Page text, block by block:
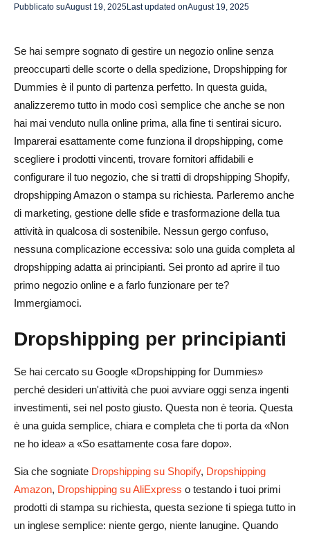
Passaggio 1: scegli una nicchia e prodotti redditizi
Fase 2 — Ricerca dei concorrenti e delle tendenze del
Fase 3 — Trova fornitori affidabili di dropshipping
giusta (Shopify, WooCommerce, Wix)
Passaggio 5: crea e progetta il tuo negozio online
Passaggio 6: aggiungi prodotti e scrivi inserzioni vincenti
Fase 7 — Impostazione delle opzioni di prezzo,
pagamento e spedizione
Fase 8 — Avvio e avvio del marketing
Stampa su richiesta
Dropshipping all'ingrosso
Trovare e lavorare con fornitori di dropshipping
Dove trovare fornitori di dropshipping
Come scegliere il miglior fornitore per la tua attività
Domande da porre prima di collaborare con un fornitore
Pubblicato suAugust 19, 2025Last updated onAugust 19, 2025
Se hai sempre sognato di gestire un negozio online senza
preoccuparti delle scorte o della spedizione, Dropshipping for
Dummies è il punto di partenza perfetto. In questa guida,
analizzeremo tutto in modo così semplice che anche se non
hai mai venduto nulla online prima, alla fine ti sentirai sicuro.
Imparerai esattamente come funziona il dropshipping, come
scegliere i prodotti vincenti, trovare fornitori affidabili e
configurare il tuo negozio, che si tratti di dropshipping Shopify,
dropshipping Amazon o stampa su richiesta. Parleremo anche
di marketing, gestione delle sfide e trasformazione della tua
attività in qualcosa di sostenibile. Nessun gergo confuso,
nessuna complicazione eccessiva: solo una guida completa al
dropshipping adatta ai principianti. Sei pronto ad aprire il tuo
primo negozio online e a farlo funzionare per te?
Immergiamoci.
Dropshipping per principianti
Se hai cercato su Google «Dropshipping for Dummies»
perché desideri un'attività che puoi avviare oggi senza ingenti
investimenti, sei nel posto giusto. Questa non è teoria. Questa
è una guida semplice, chiara e completa che ti porta da «Non
ne ho idea» a «So esattamente cosa fare dopo».
Sia che sogniate Dropshipping su Shopify, Dropshipping
Amazon, Dropshipping su AliExpress o testando i tuoi primi
prodotti di stampa su richiesta, questa sezione ti spiega tutto in
un inglese semplice: niente gergo, niente lanugine. Quando